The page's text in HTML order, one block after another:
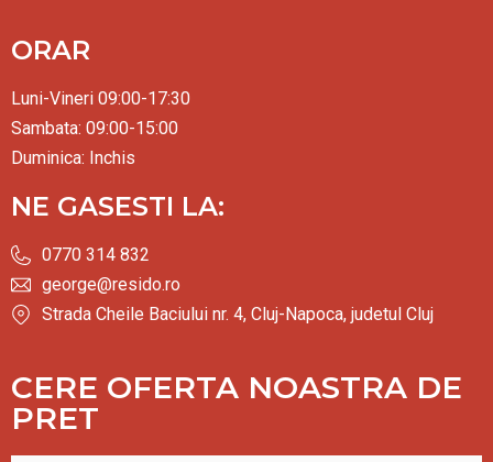
ORAR
Luni-Vineri 09:00-17:30
Sambata: 09:00-15:00
Duminica: Inchis
NE GASESTI LA:
0770 314 832
george@resido.ro
Strada Cheile Baciului nr. 4, Cluj-Napoca, judetul Cluj
CERE OFERTA NOASTRA DE
PRET